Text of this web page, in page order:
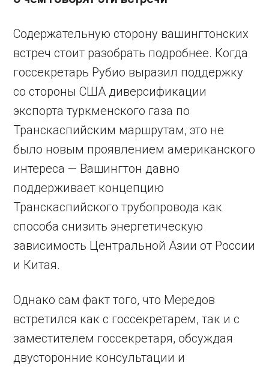
Содержательную сторону вашингтонских
встреч стоит разобрать подробнее. Когда
госсекретарь Рубио выразил поддержку
со стороны США диверсификации
экспорта туркменского газа по
Транскаспийским маршрутам, это не
было новым проявлением американского
интереса — Вашингтон давно
поддерживает концепцию
Транскаспийского трубопровода как
способа снизить энергетическую
зависимость Центральной Азии от России
и Китая.
Однако сам факт того, что Мередов
встретился как с госсекретарем, так и с
заместителем госсекретаря, обсуждая
двусторонние консультации и